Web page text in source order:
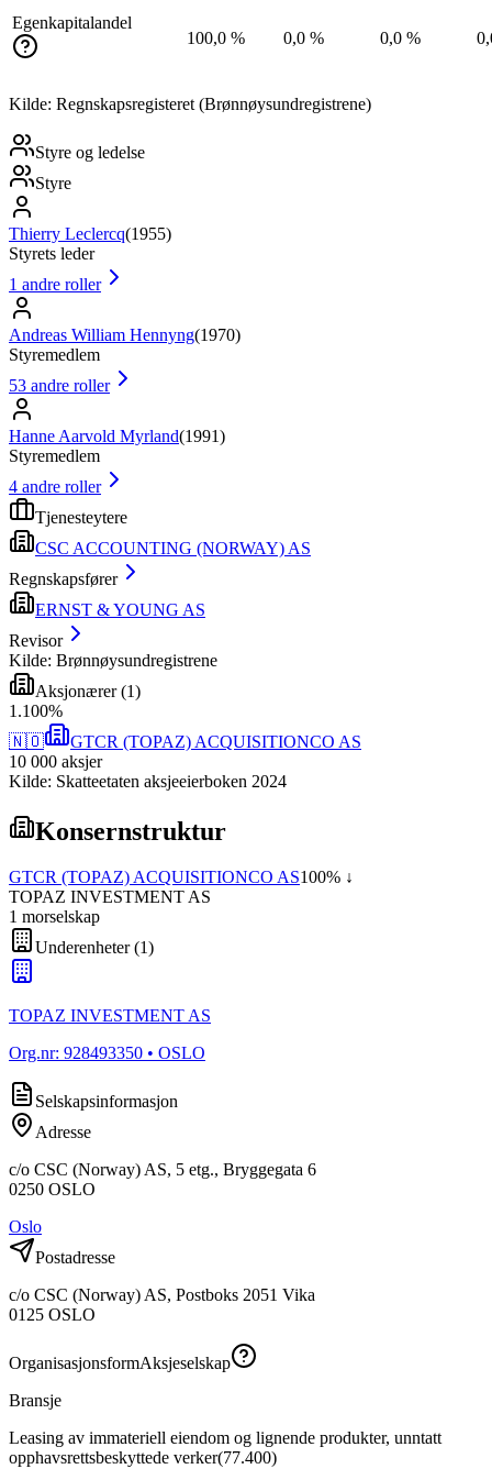
Egenkapitalandel
100,0 %
0,0 % 0,0 %
Kilde: Regnskapsregisteret (Brønnøysundregistrene)
Styre og ledelse
Styre
Thierry Leclercq(1955)
Styrets leder
1 andre roller
Andreas William Hennyng(1970)
Styremedlem
53 andre roller
Hanne Aarvold Myrland(1991)
Styremedlem
4 andre roller
Tjenesteytere
CSC ACCOUNTING (NORWAY) AS
Regnskapsfører
ERNST & YOUNG AS
Revisor
Kilde: Brønnøysundregistrene
Aksjonærer(1)
1 .100%
🇳🇴
GTCR (TOPAZ) ACQUISITIONCO AS
10 000 aksjer
Kilde: Skatteetaten aksjeeierboken 2024
Konsernstruktur
GTCR (TOPAZ) ACQUISITIONCO AS100% ↓
TOPAZ INVESTMENT AS
1 morselskap
Underenheter(1)
TOPAZ INVESTMENT AS
Org.nr: 928493350 • OSLO
Selskapsinformasjon
Adresse
c/o CSC (Norway) AS, 5 etg., Bryggegata 6
0250 OSLO
Oslo
Postadresse
c/o CSC (Norway) AS, Postboks 2051 Vika
0125 OSLO
OrganisasjonsformAksjeselskap
Bransje
Leasing av immateriell eiendom og lignende produkter, unntatt
opphavsrettsbeskyttede verker(77.400)